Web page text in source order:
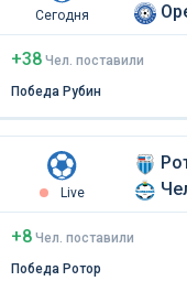
Сегодня
+38 Чел. поставили
Победа Рубин
Live
+8 Чел. поставили
Победа Ротор